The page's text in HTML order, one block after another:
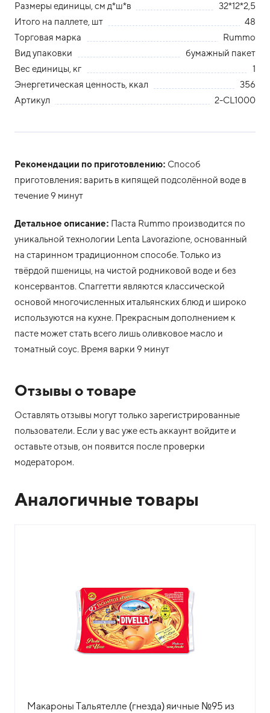
Размеры единицы, см д*ш*в
32*12*2,5
Итого на паллете, шт
48
Торговая марка
Rummo
Вид упаковки
бумажный пакет
Вес единицы, кг
1
Энергетическая ценность, ккал
356
Артикул
2-CL1000
Рекомендации по приготовлению: Способ
приготовления: варить в кипящей подсолённой воде в
течение 9 минут
Детальное описание: Паста Rummo производится по
уникальной технологии Lenta Lavorazione, основанный
на старинном традиционном способе. Только из
твёрдой пшеницы, на чистой родниковой воде и без
консервантов. Спаггетти являются классической
основой многочисленных итальянских блюд и широко
используются на кухне. Прекрасным дополнением к
пасте может стать всего лишь оливковое масло и
томатный соус. Время варки 9 минут
Отзывы о товаре
Оставлять отзывы могут только зарегистрированные
пользователи. Если у вас уже есть аккаунт войдите и
оставьте отзыв, он появится после проверки
модератором.
Аналогичные товары
Макароны Тальятелле (гнезда) яичные №95 из